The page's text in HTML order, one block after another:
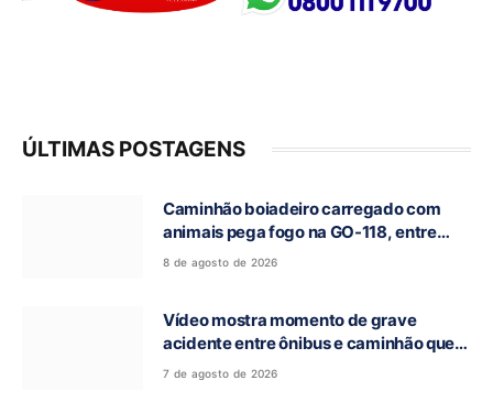
ÚLTIMAS POSTAGENS
Caminhão boiadeiro carregado com
animais pega fogo na GO-118, entre
Campos Belos e Monte Alegre de Goiás
8 de agosto de 2026
Vídeo mostra momento de grave
acidente entre ônibus e caminhão que
deixou cinco mortos na GO-010, em
7 de agosto de 2026